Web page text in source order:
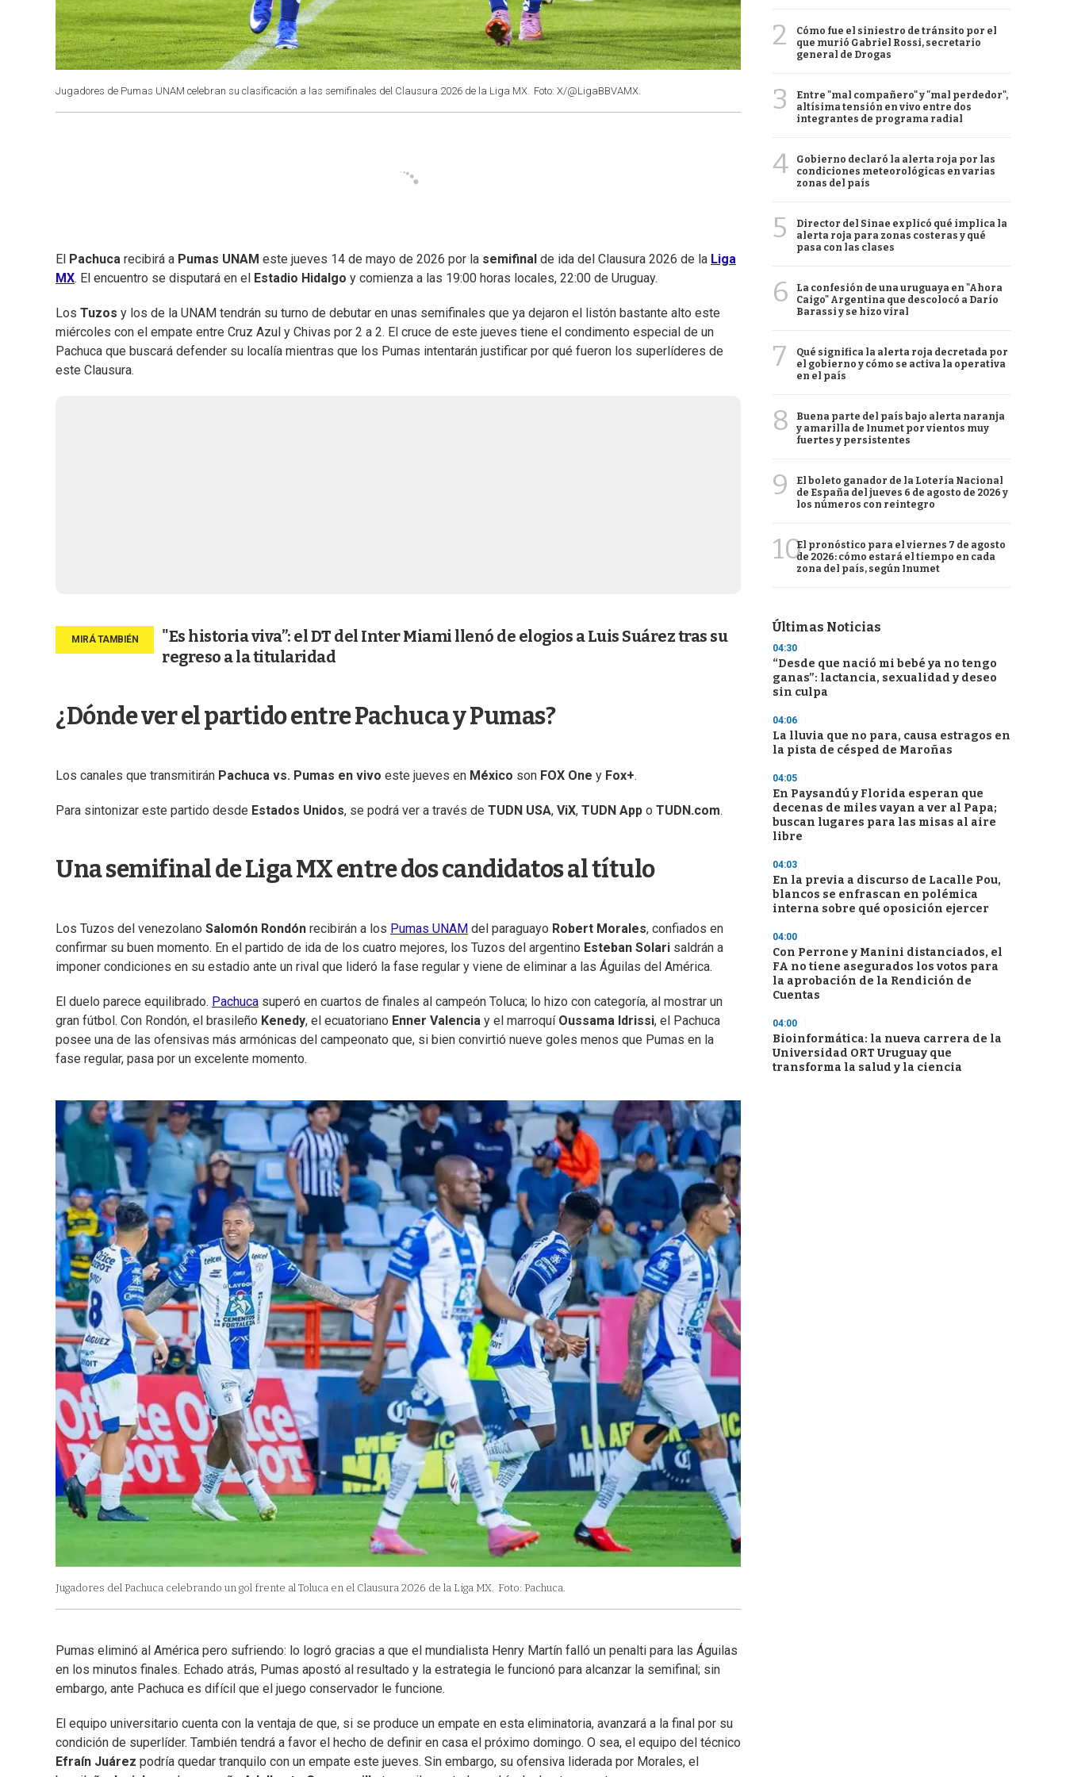
Jugadores de Pumas UNAM celebran su clasificación a las semifinales del Clausura 2026 de la Liga MX. Foto: X/@LigaBBVAMX.
El Pachuca recibirá a Pumas UNAM este jueves 14 de mayo de 2026 por la semifinal de ida del Clausura 2026 de la Liga
MX. El encuentro se disputará en el Estadio Hidalgo y comienza a las 19:00 horas locales, 22:00 de Uruguay.
Los Tuzos y los de la UNAM tendrán su turno de debutar en unas semifinales que ya dejaron el listón bastante alto este
miércoles con el empate entre Cruz Azul y Chivas por 2 a 2. El cruce de este jueves tiene el condimento especial de un
Pachuca que buscará defender su localía mientras que los Pumas intentarán justificar por qué fueron los superlíderes de
este Clausura.
"Es historia viva”: el DT del Inter Miami llenó de elogios a Luis Suárez tras su
regreso a la titularidad
¿Dónde ver el partido entre Pachuca y Pumas?
Los canales que transmitirán Pachuca vs. Pumas en vivo este jueves en México son FOX One y Fox+.
Para sintonizar este partido desde Estados Unidos, se podrá ver a través de TUDN USA, ViX, TUDN App o TUDN.com.
Una semifinal de Liga MX entre dos candidatos al título
Los Tuzos del venezolano Salomón Rondón recibirán a los Pumas UNAM del paraguayo Robert Morales, confiados en
confirmar su buen momento. En el partido de ida de los cuatro mejores, los Tuzos del argentino Esteban Solari saldrán a
imponer condiciones en su estadio ante un rival que lideró la fase regular y viene de eliminar a las Águilas del América.
El duelo parece equilibrado. Pachuca superó en cuartos de finales al campeón Toluca; lo hizo con categoría, al mostrar un
gran fútbol. Con Rondón, el brasileño Kenedy, el ecuatoriano Enner Valencia y el marroquí Oussama Idrissi, el Pachuca
posee una de las ofensivas más armónicas del campeonato que, si bien convirtió nueve goles menos que Pumas en la
fase regular, pasa por un excelente momento.
Jugadores del Pachuca celebrando un gol frente al Toluca en el Clausura 2026 de la Liga MX. Foto: Pachuca.
Pumas eliminó al América pero sufriendo: lo logró gracias a que el mundialista Henry Martín falló un penalti para las Águilas
en los minutos finales. Echado atrás, Pumas apostó al resultado y la estrategia le funcionó para alcanzar la semifinal; sin
embargo, ante Pachuca es difícil que el juego conservador le funcione.
El equipo universitario cuenta con la ventaja de que, si se produce un empate en esta eliminatoria, avanzará a la final por su
condición de superlíder. También tendrá a favor el hecho de definir en casa el próximo domingo. O sea, el equipo del técnico
Efraín Juárez podría quedar tranquilo con un empate este jueves. Sin embargo, su ofensiva liderada por Morales, el
2
Cómo fue el siniestro de tránsito por el
que murió Gabriel Rossi, secretario
general de Drogas
3
Entre "mal compañero" y "mal perdedor",
altísima tensión en vivo entre dos
integrantes de programa radial
4
Gobierno declaró la alerta roja por las
condiciones meteorológicas en varias
zonas del país
5
Director del Sinae explicó qué implica la
alerta roja para zonas costeras y qué
pasa con las clases
6
La confesión de una uruguaya en "Ahora
Caigo" Argentina que descolocó a Darío
Barassi y se hizo viral
7
Qué significa la alerta roja decretada por
el gobierno y cómo se activa la operativa
en el país
8
Buena parte del país bajo alerta naranja
y amarilla de Inumet por vientos muy
fuertes y persistentes
9
El boleto ganador de la Lotería Nacional
de España del jueves 6 de agosto de 2026 y
los números con reintegro
10El pronóstico para el viernes 7 de agosto
de 2026: cómo estará el tiempo en cada
zona del país, según Inumet
Últimas Noticias
04:30
“Desde que nació mi bebé ya no tengo
ganas”: lactancia, sexualidad y deseo
sin culpa
04:06
La lluvia que no para, causa estragos en
la pista de césped de Maroñas
04:05
En Paysandú y Florida esperan que
decenas de miles vayan a ver al Papa;
buscan lugares para las misas al aire
libre
04:03
En la previa a discurso de Lacalle Pou,
blancos se enfrascan en polémica
interna sobre qué oposición ejercer
04:00
Con Perrone y Manini distanciados, el
FA no tiene asegurados los votos para
la aprobación de la Rendición de
Cuentas
04:00
Bioinformática: la nueva carrera de la
Universidad ORT Uruguay que
transforma la salud y la ciencia